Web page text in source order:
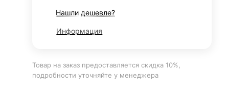
Нашли дешевле?
Информация
Товар на заказ предоставляется скидка 10%,
подробности уточняйте у менеджера